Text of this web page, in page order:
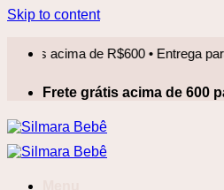
Skip to content
acima de R$600 • Entrega para todo
Frete grátis acima de 600